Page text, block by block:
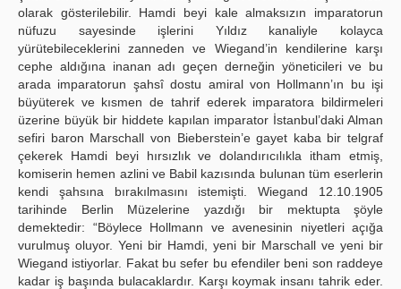
olarak gösterilebilir. Hamdi beyi kale almaksızın imparatorun
nüfuzu sayesinde işlerini Yıldız kanaliyle kolayca
yürütebileceklerini zanneden ve Wiegand’in kendilerine karşı
cephe aldığına inanan adı geçen derneğin yöneticileri ve bu
arada imparatorun şahsî dostu amiral von Hollmann’ın bu işi
büyüterek ve kısmen de tahrif ederek imparatora bildirmeleri
üzerine büyük bir hiddete kapılan imparator İstanbul’daki Alman
sefiri baron Marschall von Bieberstein’e gayet kaba bir telgraf
çekerek Hamdi beyi hırsızlık ve dolandırıcılıkla itham etmiş,
komiserin hemen azlini ve Babil kazısında bulunan tüm eserlerin
kendi şahsına bırakılmasını istemişti. Wiegand 12.10.1905
tarihinde Berlin Müzelerine yazdığı bir mektupta şöyle
demektedir: “Böylece Hollmann ve avenesinin niyetleri açığa
vurulmuş oluyor. Yeni bir Hamdi, yeni bir Marschall ve yeni bir
Wiegand istiyorlar. Fakat bu sefer bu efendiler beni son raddeye
kadar iş başında bulacaklardır. Karşı koymak insanı tahrik eder.